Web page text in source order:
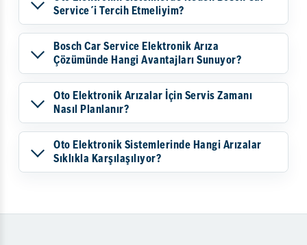
Service´i Tercih Etmeliyim?
Bosch Car Service Elektronik Arıza
Çözümünde Hangi Avantajları Sunuyor?
Oto Elektronik Arızalar İçin Servis Zamanı
Nasıl Planlanır?
Oto Elektronik Sistemlerinde Hangi Arızalar
Sıklıkla Karşılaşılıyor?